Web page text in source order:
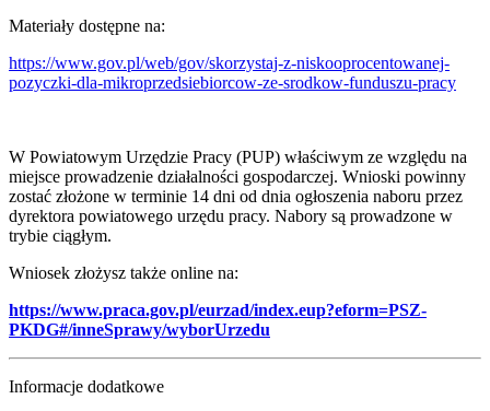
Materiały dostępne na:
https://www.gov.pl/web/gov/skorzystaj-z-niskooprocentowanej-
pozyczki-dla-mikroprzedsiebiorcow-ze-srodkow-funduszu-pracy
W Powiatowym Urzędzie Pracy (PUP) właściwym ze względu na
miejsce prowadzenie działalności gospodarczej. Wnioski powinny
zostać złożone w terminie 14 dni od dnia ogłoszenia naboru przez
dyrektora powiatowego urzędu pracy. Nabory są prowadzone w
trybie ciągłym.
Wniosek złożysz także online na:
https://www.praca.gov.pl/eurzad/index.eup?eform=PSZ-
PKDG#/inneSprawy/wyborUrzedu
Informacje dodatkowe